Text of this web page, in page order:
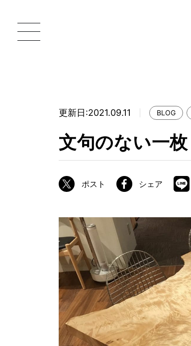
MOKUBA について
製造工程
加工技術
商品情報
ATELIER MOKUBAの一枚板テーブル
ATELIER MOKUBAの一枚板×異素材
特別なダイニングチェア
一枚板用のテーブル脚
樹種紹介
コーディネート集
更新日:2021.09.11 BLOG
文句のない一枚
ポスト シェア